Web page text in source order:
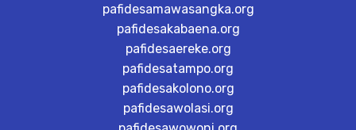
pafidesamawasangka.org
pafidesakabaena.org
pafidesaereke.org
pafidesatampo.org
pafidesakolono.org
pafidesawolasi.org